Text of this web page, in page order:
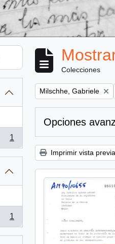
1
1
Colecciones
Remove filter:
Milschhe, Gabriele
Opciones
Imprimir vista previa